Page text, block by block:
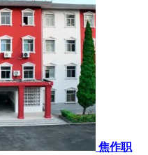
焦作职